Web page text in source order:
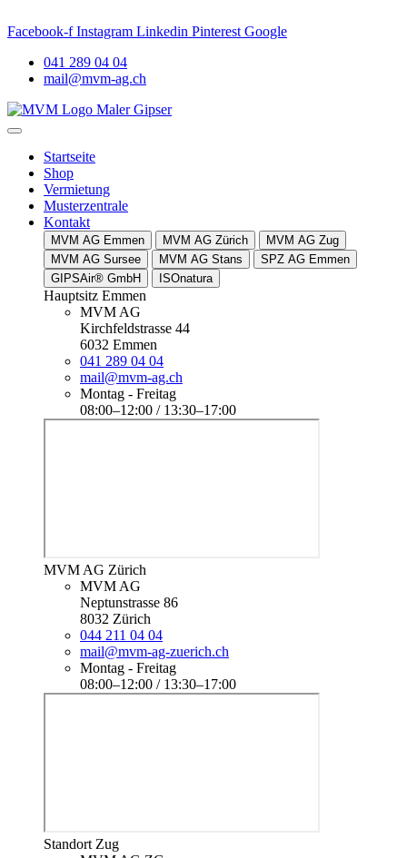
Facebook-f Instagram Linkedin Pinterest Google
041 289 04 04
mail@mvm-ag.ch
Startseite
Shop
Vermietung
Musterzentrale
Kontakt
MVM AG Emmen MVM AG Zürich
MVM AG Zug
MVM AG Sursee
MVM AG Stans
SPZ AG Emmen
GIPSAir® GmbH
ISOnatura
Hauptsitz Emmen
MVM AG
Kirchfeldstrasse 44
6032 Emmen
041 289 04 04
mail@mvm-ag.ch
Montag - Freitag
08:00–12:00 / 13:30–17:00
MVM AG Zürich
MVM AG
Neptunstrasse 86
8032 Zürich
044 211 04 04
mail@mvm-ag-zuerich.ch
Montag - Freitag
08:00–12:00 / 13:30–17:00
Standort Zug